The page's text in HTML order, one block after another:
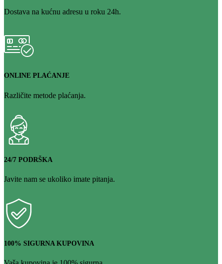
Dostava na kućnu adresu u roku 24h.
ONLINE PLAĆANJE
Različite metode plaćanja.
24/7 PODRŠKA
Javite nam se ukoliko imate pitanja.
100% SIGURNA KUPOVINA